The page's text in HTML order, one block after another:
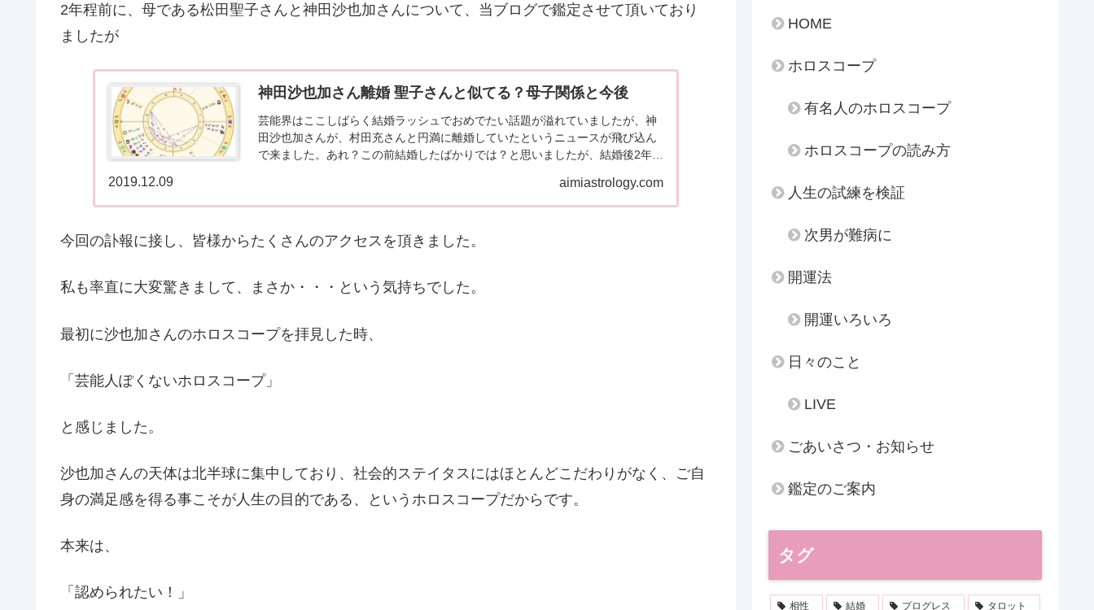
2年程前に、母である松田聖子さんと神田沙也加さんについて、当ブログで鑑定させて頂いており
ましたが
神田沙也加さん離婚 聖子さんと似てる？母子関係と今後
芸能界はここしばらく結婚ラッシュでおめでたい話題が溢れていましたが、神
田沙也加さんが、村田充さんと円満に離婚していたというニュースが飛び込ん
で来ました。あれ？この前結婚したばかりでは？と思いましたが、結婚後2年程
aimiastrology.com
2019.12.09
今回の訃報に接し、皆様からたくさんのアクセスを頂きました。
私も率直に大変驚きまして、まさか・・・という気持ちでした。
最初に沙也加さんのホロスコープを拝見した時、
「芸能人ぽくないホロスコープ」
と感じました。
沙也加さんの天体は北半球に集中しており、社会的ステイタスにはほとんどこだわりがなく、ご自
身の満足感を得る事こそが人生の目的である、というホロスコープだからです。
本来は、
「認められたい！」
HOME
ホロスコープ
有名人のホロスコープ
ホロスコープの読み方
人生の試練を検証
次男が難病に
開運法
開運いろいろ
日々のこと
LIVE
ごあいさつ・お知らせ
鑑定のご案内
タグ
相性 結婚 プログレス タロット